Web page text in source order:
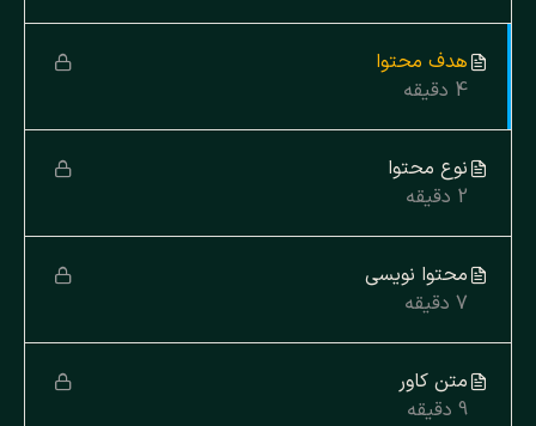
هدف محتوا
4 دقیقه
نوع محتوا
2 دقیقه
محتوا نویسی
7 دقیقه
متن کاور
9 دقیقه